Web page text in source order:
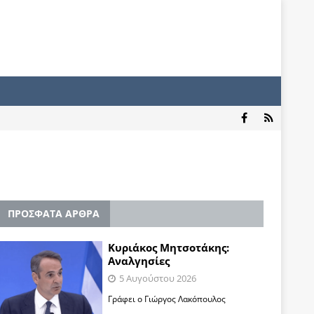
ΠΡΟΣΦΑΤΑ ΑΡΘΡΑ
Κυριάκος Μητσοτάκης:
Αναλγησίες
5 Αυγούστου 2026
Γράφει ο Γιώργος Λακόπουλος